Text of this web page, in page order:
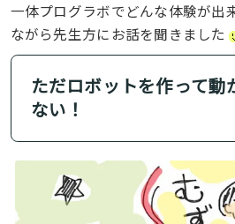
一体プログラボでどんな体験が出
ながら先生方にお話を聞きました
ただロボットを作って動
ない！